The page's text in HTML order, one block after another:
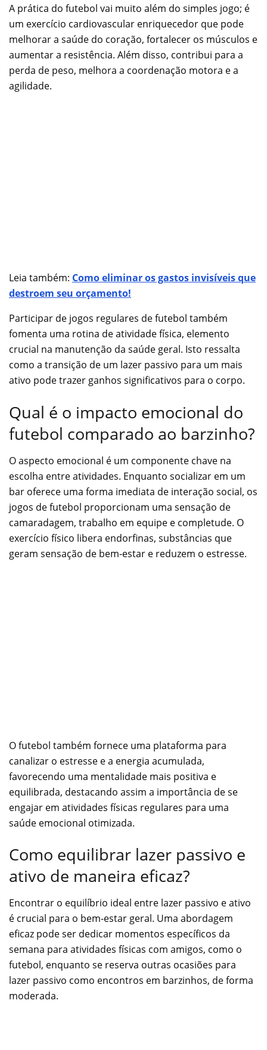
A prática do futebol vai muito além do simples jogo; é
um exercício cardiovascular enriquecedor que pode
melhorar a saúde do coração, fortalecer os músculos e
aumentar a resistência. Além disso, contribui para a
perda de peso, melhora a coordenação motora e a
agilidade.
Leia também: Como eliminar os gastos invisíveis que
destroem seu orçamento!
Participar de jogos regulares de futebol também
fomenta uma rotina de atividade física, elemento
crucial na manutenção da saúde geral. Isto ressalta
como a transição de um lazer passivo para um mais
ativo pode trazer ganhos significativos para o corpo.
Qual é o impacto emocional do
futebol comparado ao barzinho?
O aspecto emocional é um componente chave na
escolha entre atividades. Enquanto socializar em um
bar oferece uma forma imediata de interação social, os
jogos de futebol proporcionam uma sensação de
camaradagem, trabalho em equipe e completude. O
exercício físico libera endorfinas, substâncias que
geram sensação de bem-estar e reduzem o estresse.
O futebol também fornece uma plataforma para
canalizar o estresse e a energia acumulada,
favorecendo uma mentalidade mais positiva e
equilibrada, destacando assim a importância de se
engajar em atividades físicas regulares para uma
saúde emocional otimizada.
Como equilibrar lazer passivo e
ativo de maneira eficaz?
Encontrar o equilíbrio ideal entre lazer passivo e ativo
é crucial para o bem-estar geral. Uma abordagem
eficaz pode ser dedicar momentos específicos da
semana para atividades físicas com amigos, como o
futebol, enquanto se reserva outras ocasiões para
lazer passivo como encontros em barzinhos, de forma
moderada.